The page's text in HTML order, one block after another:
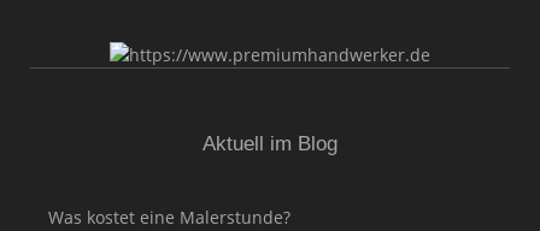
Aktuell im Blog
Was kostet eine Malerstunde?